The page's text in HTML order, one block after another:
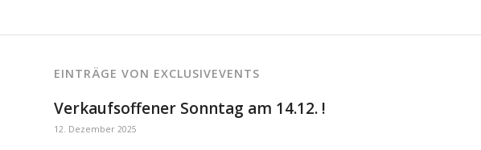
EINTRÄGE VON EXCLUSIVEVENTS
Verkaufsoffener Sonntag am 14.12. !
12. Dezember 2025